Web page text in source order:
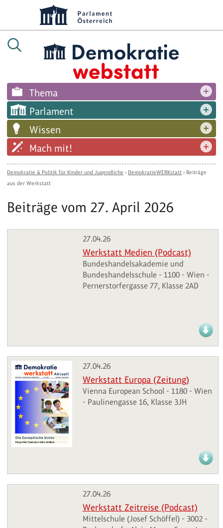
Thema
Parlament
Wissen
Mach mit!
Demokratie & Politik für Kinder und Jugendliche › DemokratieWERKstatt › Beiträge
aus der Werkstatt
Beiträge vom 27. April 2026
27.04.26
Werkstatt Medien (Podcast)
Bundeshandelsakademie und
Bundeshandelsschule - 1100 - Wien -
Pernerstorfergasse 77, Klasse 2AD
27.04.26
Werkstatt Europa (Zeitung)
Vienna European School - 1180 - Wien
- Paulinengasse 16, Klasse 3JH
27.04.26
Werkstatt Zeitreise (Podcast)
Mittelschule (Josef Schöffel) - 3002 -